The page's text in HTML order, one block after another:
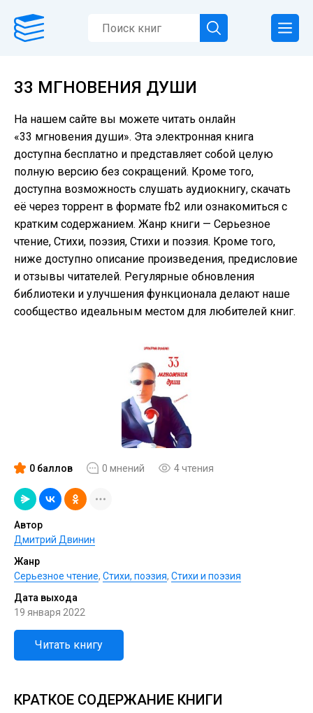
33 МГНОВЕНИЯ ДУШИ
На нашем сайте вы можете читать онлайн
«33 мгновения души». Эта электронная книга
доступна бесплатно и представляет собой целую
полную версию без сокращений. Кроме того,
доступна возможность слушать аудиокнигу, скачать
её через торрент в формате fb2 или ознакомиться с
кратким содержанием. Жанр книги — Серьезное
чтение, Cтихи, поэзия, Стихи и поэзия. Кроме того,
ниже доступно описание произведения, предисловие
и отзывы читателей. Регулярные обновления
библиотеки и улучшения функционала делают наше
сообщество идеальным местом для любителей книг.
0 баллов 0 мнений 4 чтения
Автор
Дмитрий Двинин
Жанр
Серьезное чтение, Cтихи, поэзия, Стихи и поэзия
Дата выхода
19 января 2022
Читать книгу
КРАТКОЕ СОДЕРЖАНИЕ КНИГИ